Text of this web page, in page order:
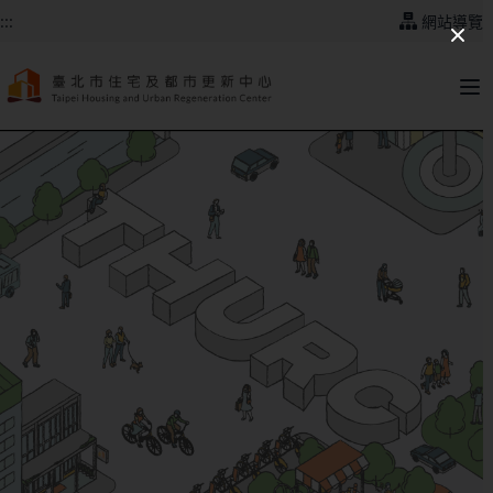
跳到主要內容
::: 網站導覽
:::